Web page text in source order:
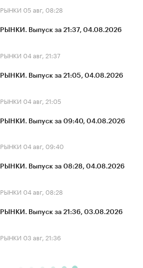
РЫНКИ 05 авг, 08:28
РЫНКИ. Выпуск за 21:37, 04.08.2026
РЫНКИ 04 авг, 21:37
РЫНКИ. Выпуск за 21:05, 04.08.2026
РЫНКИ 04 авг, 21:05
РЫНКИ. Выпуск за 09:40, 04.08.2026
РЫНКИ 04 авг, 09:40
РЫНКИ. Выпуск за 08:28, 04.08.2026
РЫНКИ 04 авг, 08:28
РЫНКИ. Выпуск за 21:36, 03.08.2026
РЫНКИ 03 авг, 21:36